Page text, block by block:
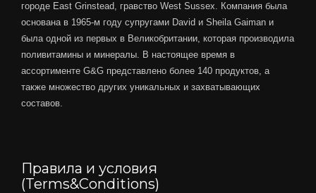
городе East Grinstead, гравство West Sussex. Компания была
основана в 1965-м году супругами David и Sheila Gaiman и
была одной из первых в Великобритании, которая производила
поливитамины и минералы. В настоящее время в
ассортименте G&G представлено более 140 продуктов, а
также множество других уникальных и захватывающих
составов.
Правила и условия
(Terms&Conditions)